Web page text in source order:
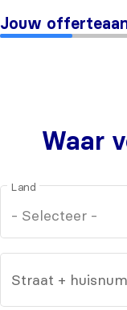
Jouw
Waar
Land
Straat +